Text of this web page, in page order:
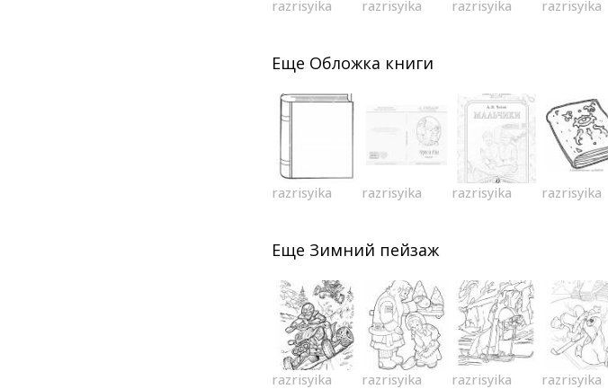
razrisyika razrisyika razrisyika razrisyika
Еще Обложка книги
razrisyika razrisyika razrisyika razrisyika
Еще Зимний пейзаж
razrisyika razrisyika razrisyika razrisyika